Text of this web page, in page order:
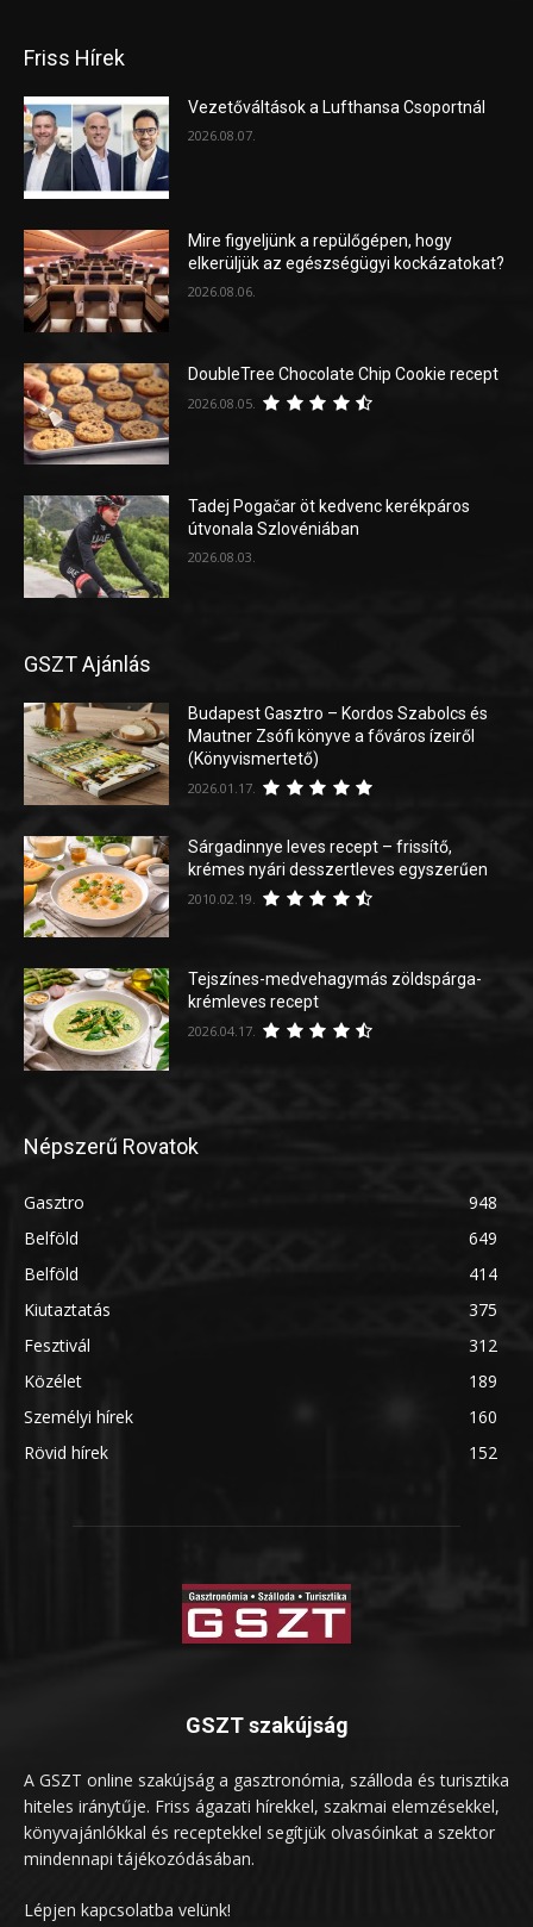
Friss Hírek
Vezetőváltások a Lufthansa Csoportnál
2026.08.07.
Mire figyeljünk a repülőgépen, hogy
elkerüljük az egészségügyi kockázatokat?
2026.08.06.
DoubleTree Chocolate Chip Cookie recept
2026.08.05.
Tadej Pogačar öt kedvenc kerékpáros
útvonala Szlovéniában
2026.08.03.
GSZT Ajánlás
Budapest Gasztro – Kordos Szabolcs és
Mautner Zsófi könyve a főváros ízeiről
(Könyvismertető)
2026.01.17.
Sárgadinnye leves recept – frissítő,
krémes nyári desszertleves egyszerűen
2010.02.19.
Tejszínes-medvehagymás zöldspárga-
krémleves recept
2026.04.17.
Népszerű Rovatok
Gasztro
948
Belföld
649
Belföld
414
Kiutaztatás
375
Fesztivál
312
Közélet
189
Személyi hírek
160
Rövid hírek
152
GSZT szakújság
A GSZT online szakújság a gasztronómia, szálloda és turisztika
hiteles iránytűje. Friss ágazati hírekkel, szakmai elemzésekkel,
könyvajánlókkal és receptekkel segítjük olvasóinkat a szektor
mindennapi tájékozódásában.
Lépjen kapcsolatba velünk!